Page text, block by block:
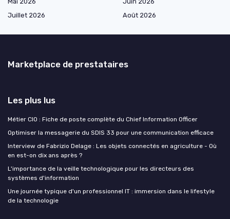
Juillet 2026
Août 2026
Marketplace de prestataires
Les plus lus
Métier CIO : Fiche de poste complète du Chief Information Officer
Optimiser la messagerie du SDIS 33 pour une communication efficace
Interview de Fabrizio Delage : Les objets connectés en agriculture - Où
en est-on dix ans après ?
L'importance de la veille technologique pour les directeurs des
systèmes d'information
Une journée typique d'un professionnel IT : immersion dans le lifestyle
de la technologie